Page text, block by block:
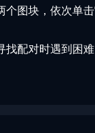
个图块，依次单
找配对时遇到困